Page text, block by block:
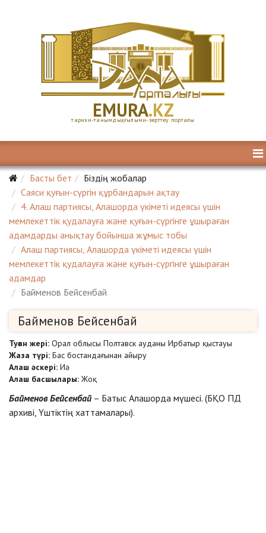
EMURA.KZ
тарихи-танымдық, ғылыми-зерттеу порталы
Басты бет
Біздің жобалар
Саяси қуғын-сүргін құрбандарын ақтау
4. Алаш партиясы, Алашорда үкіметі идеясы үшін
мемлекеттік қудалауға және қуғын-сүргінге ұшыраған
адамдарды анықтау бойынша жұмыс тобы
Алаш партиясы, Алашорда үкіметі идеясы үшін
мемлекеттік қудалауға және қуғын-сүргінге ұшыраған
адамдар
Байменов Бейсенбай
Байменов Бейсенбай
Туған жері: Орал облысы Полтавск ауданы Ирбатыр қыстауы
Жаза түрі: Бас бостандағынан айыру
Алаш әскері: Иә
Алаш басшылары: Жоқ
Байменов Бейсенбай – Батыс Алашорда мүшесі. (БҚО ПД
архиві, Үштіктің хаттамалары).